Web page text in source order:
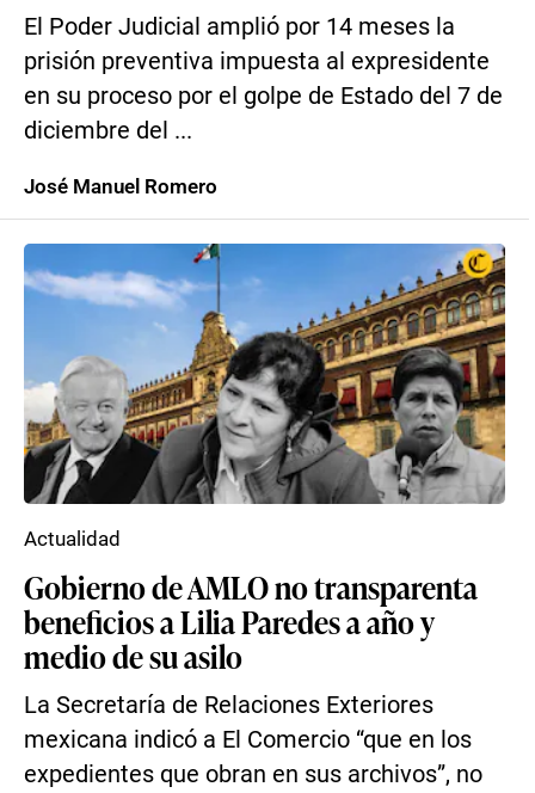
El Poder Judicial amplió por 14 meses la
prisión preventiva impuesta al expresidente
en su proceso por el golpe de Estado del 7 de
diciembre del ...
José Manuel Romero
Gobierno de AMLO no transparenta
beneficios a Lilia Paredes a año y
medio de su asilo
La Secretaría de Relaciones Exteriores
mexicana indicó a El Comercio “que en los
expedientes que obran en sus archivos”, no
Actualidad